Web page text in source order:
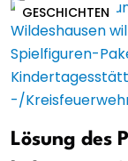
GESCHICHTEN
Lösung des